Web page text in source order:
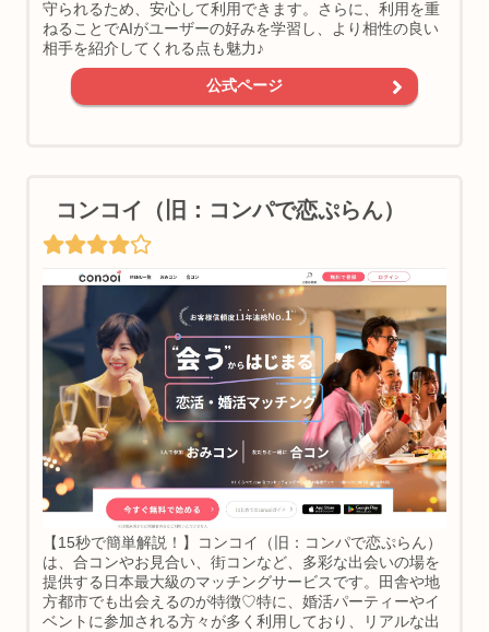
守られるため、安心して利用できます。さらに、利用を重
ねることでAIがユーザーの好みを学習し、より相性の良い
相手を紹介してくれる点も魅力♪
公式ページ
コンコイ（旧：コンパで恋ぷらん）
【15秒で簡単解説！】コンコイ（旧：コンパで恋ぷらん）
は、合コンやお見合い、街コンなど、多彩な出会いの場を
提供する日本最大級のマッチングサービスです。田舎や地
方都市でも出会えるのが特徴♡特に、婚活パーティーやイ
ベントに参加される方々が多く利用しており、リアルな出